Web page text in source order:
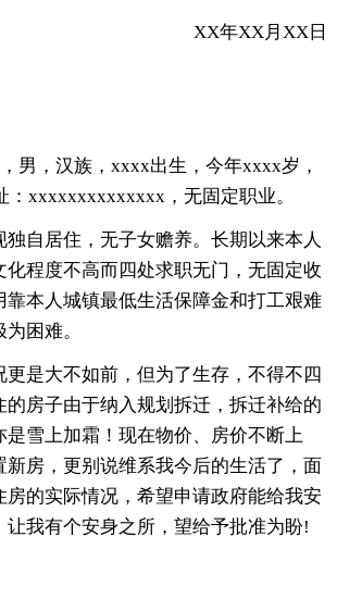
XX年XX月XX日
男，汉族，xxxx出生，今年xxxx岁，
：xxxxxxxxxxxxxx，无固定职业。
独自居住，无子女赡养。长期以来本人
化程度不高而四处求职无门，无固定收
靠本人城镇最低生活保障金和打工艰难
困难。
更是大不如前，但为了生存，不得不四
的房子由于纳入规划拆迁，拆迁补给的
是雪上加霜！现在物价、房价不断上
新房，更别说维系我今后的生活了，面
房的实际情况，希望申请政府能给我安
让我有个安身之所，望给予批准为盼!